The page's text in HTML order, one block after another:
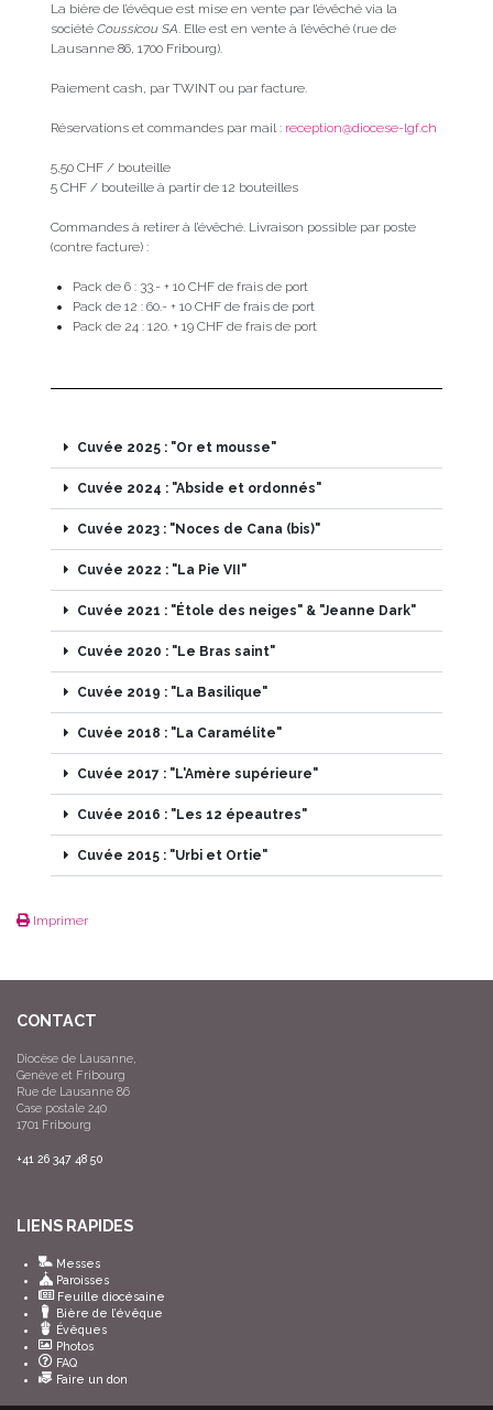
La bière de l’évêque est mise en vente par l’évêché via la
société Coussicou SA. Elle est en vente à l’évêché (rue de
Lausanne 86, 1700 Fribourg).
Paiement cash, par TWINT ou par facture.
Réservations et commandes par mail : reception@diocese-lgf.ch
5,50 CHF / bouteille
5 CHF / bouteille à partir de 12 bouteilles
Commandes à retirer à l’évêché. Livraison possible par poste
(contre facture) :
Pack de 6 : 33.- + 10 CHF de frais de port
Pack de 12 : 60.- + 10 CHF de frais de port
Pack de 24 : 120. + 19 CHF de frais de port
Cuvée 2025 : "Or et mousse"
Cuvée 2024 : "Abside et ordonnés"
Cuvée 2023 : "Noces de Cana (bis)"
Cuvée 2022 : "La Pie VII"
Cuvée 2021 : "Étole des neiges" & "Jeanne Dark"
Cuvée 2020 : "Le Bras saint"
Cuvée 2019 : "La Basilique"
Cuvée 2018 : "La Caramélite"
Cuvée 2017 : "L'Amère supérieure"
Cuvée 2016 : "Les 12 épeautres"
Cuvée 2015 : "Urbi et Ortie"
Imprimer
CONTACT
Diocèse de Lausanne,
Genève et Fribourg
Rue de Lausanne 86
Case postale 240
1701 Fribourg
+41 26 347 48 50
LIENS RAPIDES
Messes
Paroisses
Feuille diocésaine
Bière de l’évêque
Évêques
Photos
FAQ
Faire un don